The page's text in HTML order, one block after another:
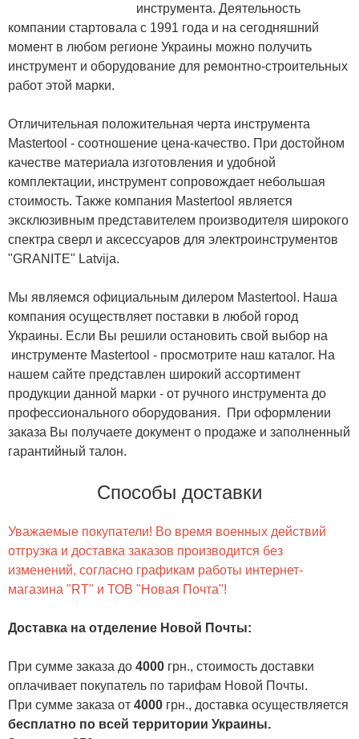
инструмента. Деятельность
компании стартовала с 1991 года и на сегодняшний
момент в любом регионе Украины можно получить
инструмент и оборудование для ремонтно-строительных
работ этой марки.
Отличительная положительная черта инструмента
Mastertool - соотношение цена-качество. При достойном
качестве материала изготовления и удобной
комплектации, инструмент сопровождает небольшая
стоимость. Также компания Mastertool является
эксклюзивным представителем производителя широкого
спектра сверл и аксессуаров для электроинструментов
"GRANITE" Latvija.
Мы являемся официальным дилером Mastertool. Наша
компания осуществляет поставки в любой город
Украины. Если Вы решили остановить свой выбор на
инструменте Mastertool - просмотрите наш каталог. На
нашем сайте представлен широкий ассортимент
продукции данной марки - от ручного инструмента до
профессионального оборудования. При оформлении
заказа Вы получаете документ о продаже и заполненный
гарантийный талон.
Способы доставки
Уважаемые покупатели! Во время военных действий
отгрузка и доставка заказов производится без
изменений, согласно графикам работы интернет-
магазина "RT" и ТОВ "Новая Почта"!
Доставка на отделение Новой Почты:
При сумме заказа до 4000 грн., стоимость доставки
оплачивает покупатель по тарифам Новой Почты.
При сумме заказа от 4000 грн., доставка осуществляется
бесплатно по всей территории Украины.